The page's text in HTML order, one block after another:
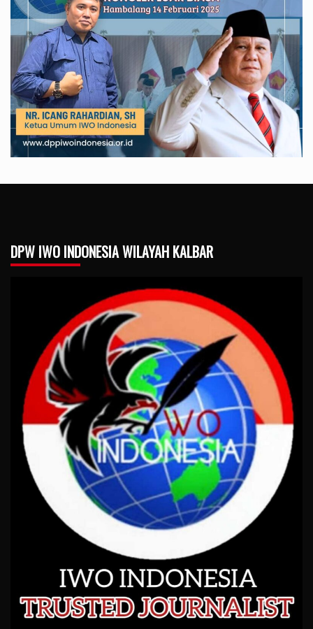
DPW IWO INDONESIA WILAYAH KALBAR